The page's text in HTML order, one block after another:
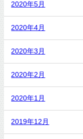
2020年5月
2020年4月
2020年3月
2020年2月
2020年1月
2019年12月